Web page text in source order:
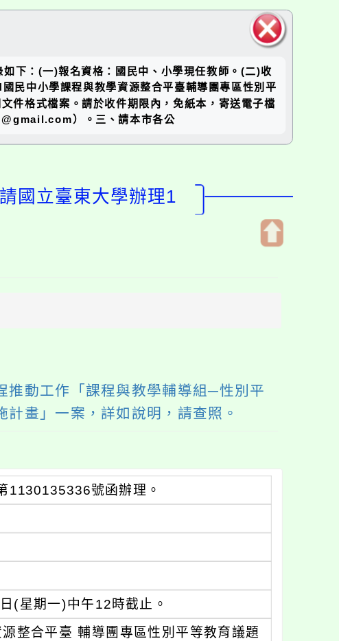
塊
下：(一)報名資格：國民中、小學現任教師。(二)收
民中小學課程與教學資源整合平臺輔導團專區性別平
格式檔案。請於收件期限內，免紙本，寄送電子檔
）。三、請本市各公
國立臺東大學辦理1
推動工作「課程與教學輔導組─性別平
畫」一案，詳如說明，請查照。
1130135336號函辦理。
(星期一)中午12時截止。
整合平臺 輔導團專區性別平等教育議題